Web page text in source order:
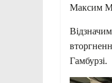
Максим
Гамбурзі.